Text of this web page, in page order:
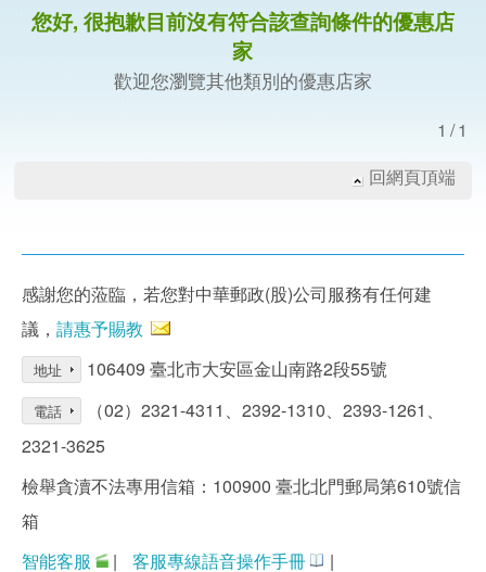
您好, 很抱歉目前沒有符合該查詢條件的優惠店
家
歡迎您瀏覽其他類別的優惠店家
1/1
回網頁頂端
感謝您的蒞臨，若您對中華郵政(股)公司服務有任何建
議， 請惠予賜教
地址 106409 臺北市大安區金山南路2段55號
電話
（02）2321-4311、2392-1310、2393-1261、
2321-3625
檢舉貪瀆不法專用信箱：100900 臺北北門郵局第610號信
箱
智能客服
| 客服專線語音操作手冊 |